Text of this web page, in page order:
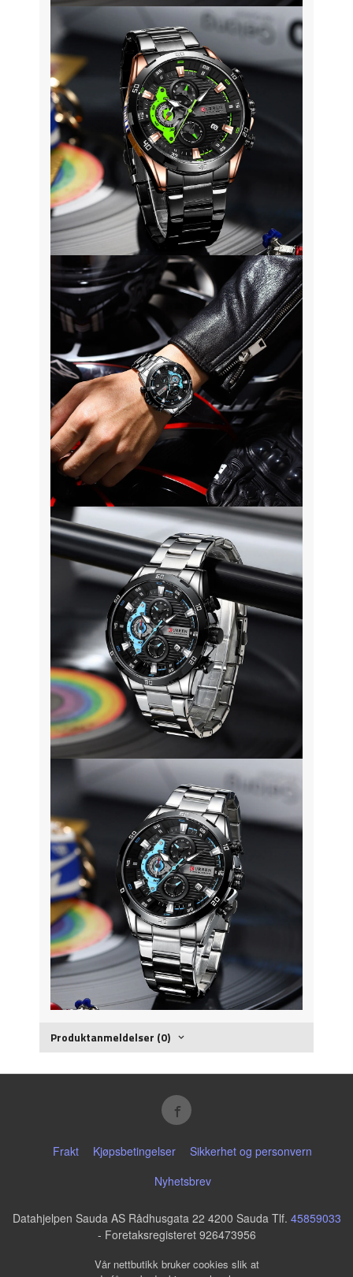
Produktanmeldelser (0)
Frakt Kjøpsbetingelser
Sikkerhet og personvern
Nyhetsbrev
Datahjelpen Sauda AS Rådhusgata 22 4200 Sauda Tlf. 45859033
- Foretaksregisteret 926473956
Vår nettbutikk bruker cookies slik at